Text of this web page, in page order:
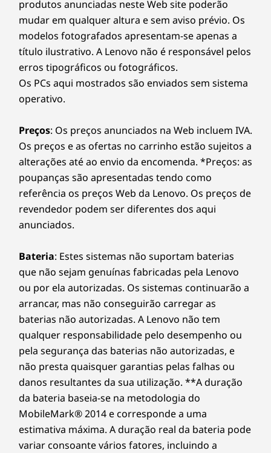
cansar tão facilmente. E ao mesmo tempo que
desfruta das imagens, também poderá
deleitar-se com o incrível som do Dolby
Audio™.
Multitasking inteligente
Trabalhe de forma mais inteligente e fluida
todos os dias em várias aplicações em
simultâneo e em mobilidade, com o
desempenho robusto dos mais recentes
processadores AMD e abundante memória,
melhorada pelo desempenho adaptativo da
tecnologia Smart Power. Armazene e aceda
rapidamente à sua enorme biblioteca
multimédia, também com um enorme
armazenamento SSD.
Certificações
ENERGY STAR®8.0
EPEAT™ Silver
Software pré-carregado
Alexa
Lenovo Vantage
McAfee LiveSafe™
Microsoft Office
Conteúdo da embalagem
IdeaPad Slim 3 (8. ª
geração) de 35,56 cm (14", AMD)
Transformador (Apenas modelos selecionados)
As especificações podem variar consoante a região/modelo.
Smart Performance e prepare-se para um
emocionante aumento do desempenho diário do seu
PC. Desfrute de uma experiência online fluida e reforce
as suas defesas. Este é o futuro da excelência e a
segurança do PC para o seu novo dispositivo Lenovo.
Atualize a garantia do seu portátil
Na Lenovo, todos os portáteis beneficiam de uma
garantia de um ano para a bateria,
independentemente da garantia do sistema. Mas há
um verdadeiro fator de mudança: oferecemos
umaSealed Battery Warranty de 3 anosnuma seleção
de PCs. Desfrute de três anos de bateria sem
preocupações ao adquirir esta atualização com o seu
dispositivo ou durante o período de garantia original
estado). Melhor ainda, beneficia de uma cobertura
para uma substituição da bateria no caso de surgir um
problema. Melhore a sua experiência com a opção de
atualização para o On-site Service. Na Lenovo, a
excelência reside na combinação do desempenho e da
proteção dos portáteis!
produtos anunciadas neste Web site poderão
mudar em qualquer altura e sem aviso prévio. Os
modelos fotografados apresentam-se apenas a
título ilustrativo. A Lenovo não é responsável pelos
erros tipográficos ou fotográficos.
Os PCs aqui mostrados são enviados sem sistema
operativo.
Preços: Os preços anunciados na Web incluem IVA.
Os preços e as ofertas no carrinho estão sujeitos a
alterações até ao envio da encomenda. *Preços: as
poupanças são apresentadas tendo como
referência os preços Web da Lenovo. Os preços de
revendedor podem ser diferentes dos aqui
anunciados.
Bateria: Estes sistemas não suportam baterias
que não sejam genuínas fabricadas pela Lenovo
ou por ela autorizadas. Os sistemas continuarão a
arrancar, mas não conseguirão carregar as
baterias não autorizadas. A Lenovo não tem
qualquer responsabilidade pelo desempenho ou
pela segurança das baterias não autorizadas, e
não presta quaisquer garantias pelas falhas ou
danos resultantes da sua utilização. **A duração
da bateria baseia-se na metodologia do
MobileMark® 2014 e corresponde a uma
estimativa máxima. A duração real da bateria pode
variar consoante vários fatores, incluindo a